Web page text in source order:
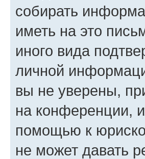
собирать
иметь на это
иного вида
личной
вы не уверены,
на конференции,
помощью к
не может давать